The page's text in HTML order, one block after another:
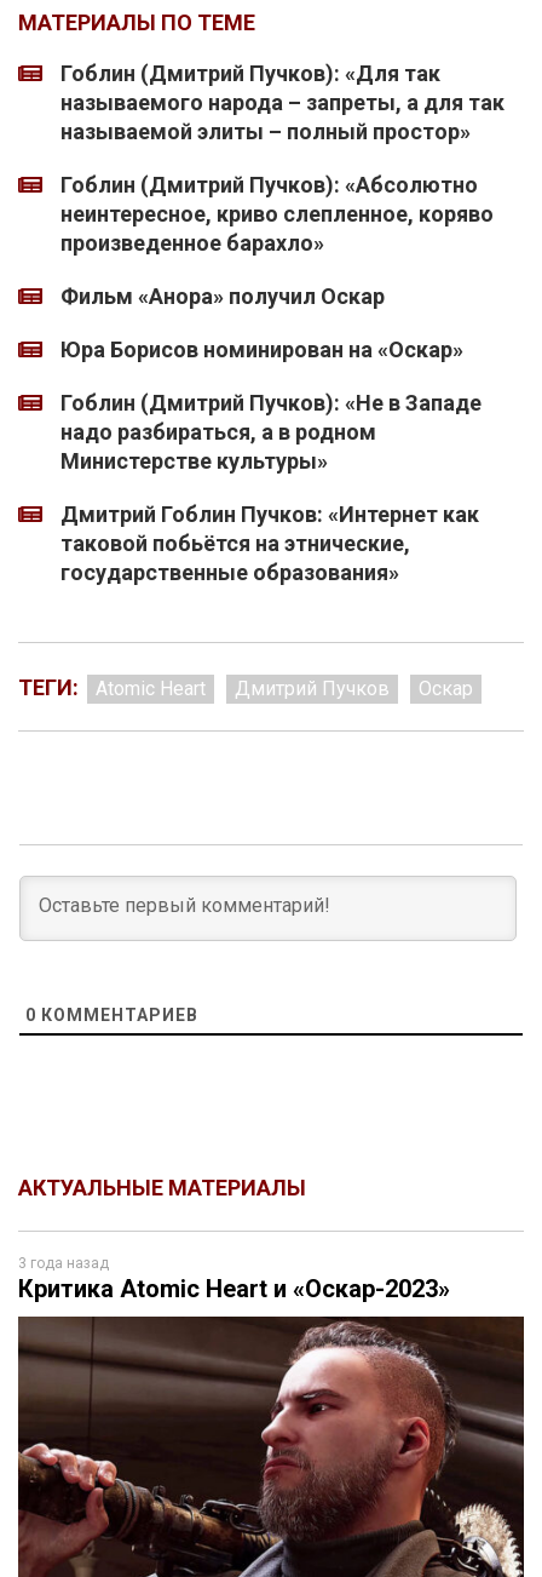
МАТЕРИАЛЫ ПО ТЕМЕ
Гоблин (Дмитрий Пучков): «Для так
называемого народа – запреты, а для так
называемой элиты – полный простор»
Гоблин (Дмитрий Пучков): «Абсолютно
неинтересное, криво слепленное, коряво
произведенное барахло»
Фильм «Анора» получил Оскар
Юра Борисов номинирован на «Оскар»
Гоблин (Дмитрий Пучков): «Не в Западе
надо разбираться, а в родном
Министерстве культуры»
Дмитрий Гоблин Пучков: «Интернет как
таковой побьётся на этнические,
государственные образования»
ТЕГИ: Atomic Heart Дмитрий Пучков Оскар
0 КОММЕНТАРИЕВ
АКТУАЛЬНЫЕ МАТЕРИАЛЫ
3 года назад
Критика Atomic Heart и «Оскар-2023»